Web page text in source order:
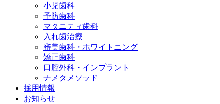
小児歯科​
予防歯科​
マタニティ歯科​
入れ歯治療​
審美歯科・ホワイトニング​
矯正歯科​
口腔外科・インプラント​
ナメタメソッド
採用情報​
お知らせ​